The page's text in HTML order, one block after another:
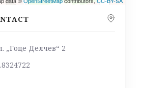
„Гоце Делчев“ 2